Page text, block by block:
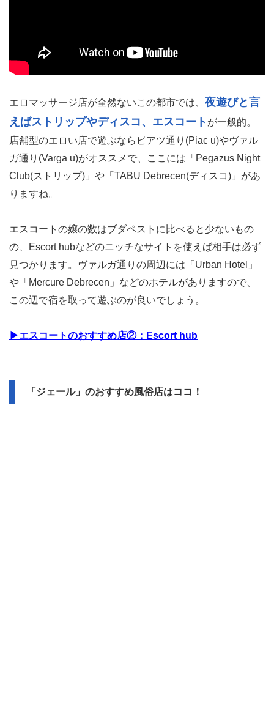
エロマッサージ店が全然ないこの都市では、 夜遊びと言
えばストリップやディスコ、エスコート が一般的。
店舗型のエロい店で遊ぶならピアツ通り(Piac u)やヴァル
ガ通り(Varga u)がオススメで、ここには「Pegazus Night
Club(ストリップ)」や「TABU Debrecen(ディスコ)」があ
りますね。
エスコートの嬢の数はブダペストに比べると少ないもの
の、Escort hubなどのニッチなサイトを使えば相手は必ず
見つかります。ヴァルガ通りの周辺には「Urban Hotel」
や「Mercure Debrecen」などのホテルがありますので、
この辺で宿を取って遊ぶのが良いでしょう。
▶エスコートのおすすめ店②：Escort hub
「ジェール」のおすすめ風俗店はココ！